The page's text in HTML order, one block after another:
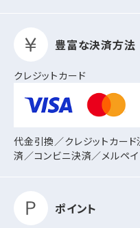
豊富な決済方法
クレジットカード
代金引換／クレジットカー
済／コンビニ決済／メルペイ
ポイント